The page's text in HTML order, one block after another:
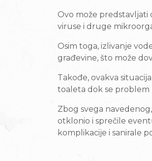
Ovo može
viruse i druge
Osim toga, izlivanje
građevine, što može
Takođe, ovakva
toaleta dok se problem
Zbog svega
otklonio i sprečile
komplikacije i sanirale